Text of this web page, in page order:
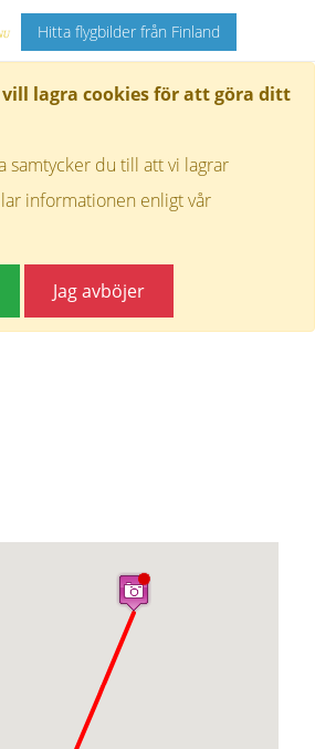
lagra cookies för att göra ditt
samtycker du till att vi lagrar
informationen enligt vår
Jag avböjer
Hitta flygbilder från Finland